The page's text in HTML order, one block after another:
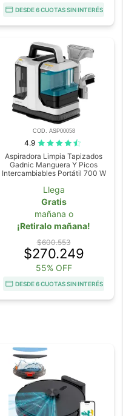
DESDE 6 CUOTAS SIN INTERÉS
COD. ASP00058
4.9
Aspiradora Limpia Tapizados
Gadnic Manguera Y Picos
Intercambiables Portátil 700 W
Llega
Gratis
mañana o
¡Retiralo mañana!
$600.553
$270.249
55% OFF
DESDE 6 CUOTAS SIN INTERÉS